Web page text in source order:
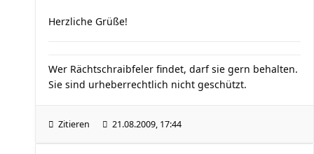
Herzliche Grüße!
Wer Rächtschraibfeler findet, darf sie gern behalten.
Sie sind urheberrechtlich nicht geschützt.
Zitieren 21.08.2009, 17:44